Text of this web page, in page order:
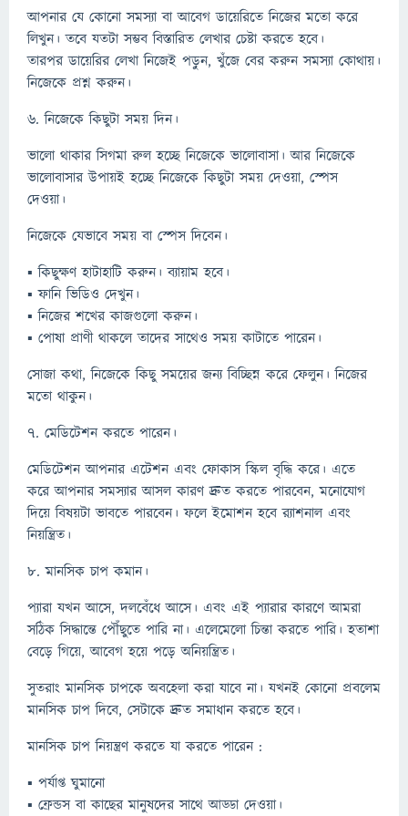
আপনার যে কোনো সমস্যা বা আবেগ ডায়েরিতে নিজের মতো করে
লিখুন। তবে যতটা সম্ভব বিস্তারিত লেখার চেষ্টা করতে হবে।
তারপর ডায়েরির লেখা নিজেই পড়ুন, খুঁজে বের করুন সমস্যা কোথায়।
নিজেকে প্রশ্ন করুন।
৬. নিজেকে কিছুটা সময় দিন।
ভালো থাকার সিগমা রুল হচ্ছে নিজেকে ভালোবাসা। আর নিজেকে
ভালোবাসার উপায়ই হচ্ছে নিজেকে কিছুটা সময় দেওয়া, স্পেস
দেওয়া।
নিজেকে যেভাবে সময় বা স্পেস দিবেন।
▪ কিছুক্ষণ হাটাহাটি করুন। ব্যায়াম হবে।
▪ ফানি ভিডিও দেখুন।
▪ নিজের শখের কাজগুলো করুন।
▪ পোষা প্রাণী থাকলে তাদের সাথেও সময় কাটাতে পারেন।
সোজা কথা, নিজেকে কিছু সময়ের জন্য বিচ্ছিন্ন করে ফেলুন। নিজের
মতো থাকুন।
৭. মেডিটেশন করতে পারেন।
মেডিটেশন আপনার এটেশন এবং ফোকাস স্কিল বৃদ্ধি করে। এতে
করে আপনার সমস্যার আসল কারণ দ্রুত করতে পারবেন, মনোযোগ
দিয়ে বিষয়টা ভাবতে পারবেন। ফলে ইমোশন হবে র‍্যাশনাল এবং
নিয়ন্ত্রিত।
৮. মানসিক চাপ কমান।
প্যারা যখন আসে, দলবেঁধে আসে। এবং এই প্যারার কারণে আমরা
সঠিক সিদ্ধান্তে পৌঁছুতে পারি না। এলেমেলো চিন্তা করতে পারি। হতাশা
বেড়ে গিয়ে, আবেগ হয়ে পড়ে অনিয়ন্ত্রিত।
সুতরাং মানসিক চাপকে অবহেলা করা যাবে না। যখনই কোনো প্রবলেম
মানসিক চাপ দিবে, সেটাকে দ্রুত সমাধান করতে হবে।
মানসিক চাপ নিয়ন্ত্রণ করতে যা করতে পারেন :
▪ পর্যাপ্ত ঘুমানো
▪ ফ্রেন্ডস বা কাছের মানুষদের সাথে আড্ডা দেওয়া।